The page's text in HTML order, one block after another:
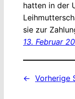
hatten in der
sie zur
13. Februar
← Vorherige